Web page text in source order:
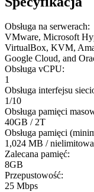
Obsługa na serwerach:
VMware, Microsoft
VirtualBox, KVM,
Google Cloud, and
Obsługa vCPU:
1
Obsługa interfejsu
1/10
Obsługa pamięci
40GB / 2T
Obsługa pamięci
1,024 MB /
Zalecana pamięć:
8GB
Przepustowość:
25 Mbps